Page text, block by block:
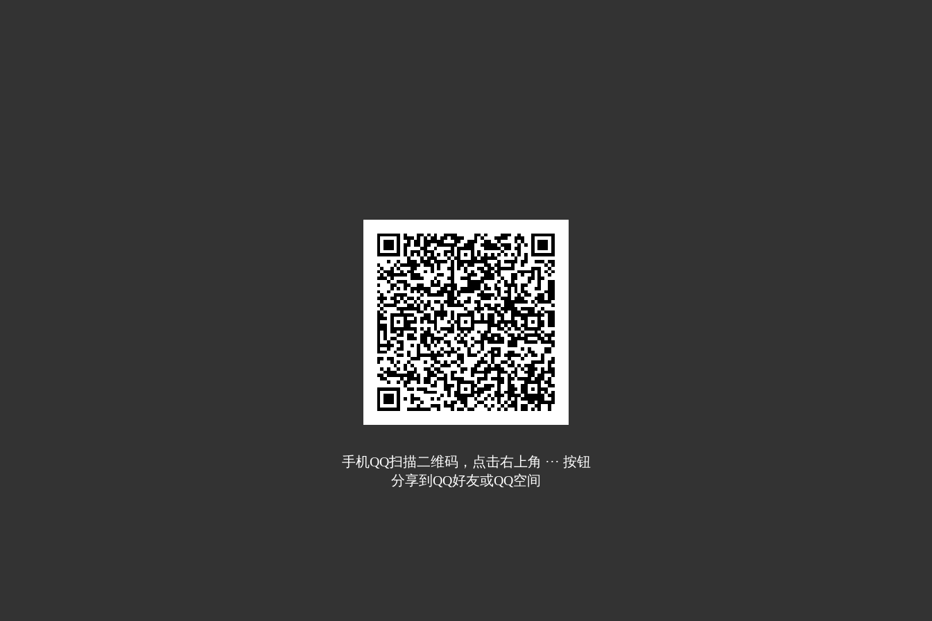
手机QQ扫描二维码，点击右上角 ··· 按钮
分享到QQ好友或QQ空间